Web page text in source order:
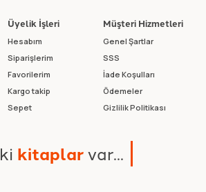
Üyelik İşleri
Hesabım
Siparişlerim
Favorilerim
Kargo takip
Sepet
Müşteri Hizmetleri
Genel Şartlar
SSS
İade Koşulları
Ödemeler
Gizlilik Politikası
ki kitaplarvar...